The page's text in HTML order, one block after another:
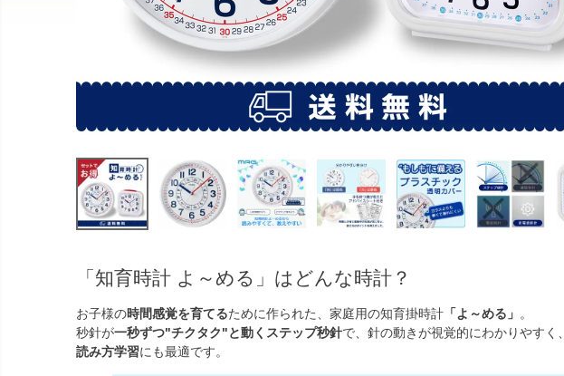
「知育時計 よ～める」はどんな時計？
お子様の時間感覚を育てるために作られた、家庭用の知育掛時計 「よ～める」 。
秒針が一秒ずつ"チクタク"と動くステップ秒針で、針の動きが視覚的にわかりやすく、
読み方学習にも最適です。